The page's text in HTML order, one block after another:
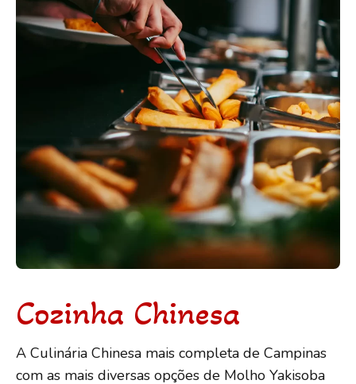
Cozinha Chinesa
A Culinária Chinesa mais completa de Campinas
com as mais diversas opções de Molho Yakisoba